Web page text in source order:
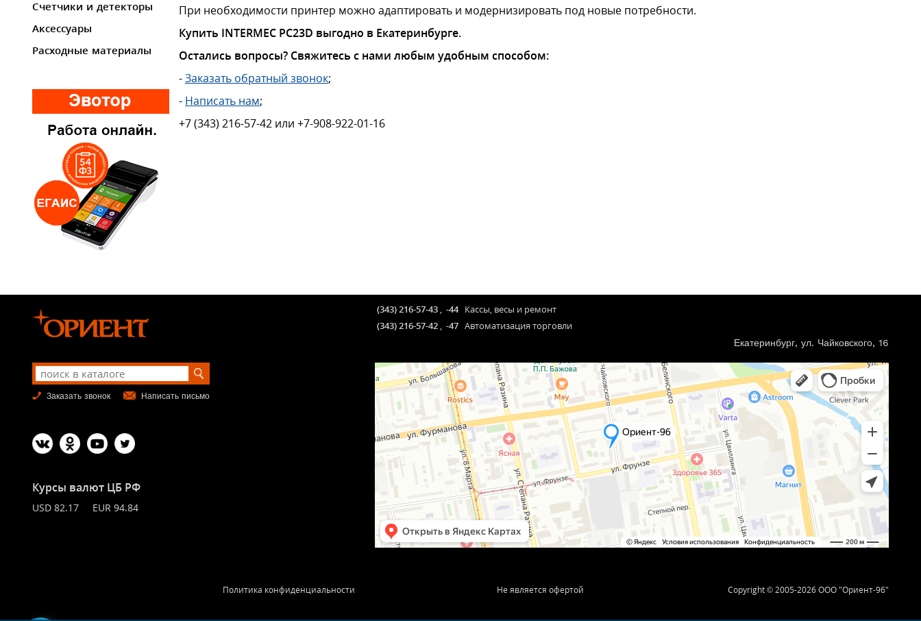
Счетчики и детекторы
Аксессуары
Расходные материалы
При необходимости принтер можно адаптировать и модернизировать под новые потребности.
Купить INTERMEC PC23D выгодно в Екатеринбурге.
Остались вопросы? Свяжитесь с нами любым удобным способом:
-Заказать обратный звонок;
- Написать нам;
+7 (343) 216-57-42 или +7-908-922-01-16
(343) 216-57-43 , -44 Кассы, весы и ремонт
(343) 216-57-42 , -47 Автоматизация торговли
Екатеринбург, ул. Чайковского, 16
Заказать звонок Написать письмо
Курсы валют ЦБ РФ
USD 82.17 EUR 94.84
Политика конфиденциальности Не является офертой Copyright © 2005-2026 ООО "Ориент-96"